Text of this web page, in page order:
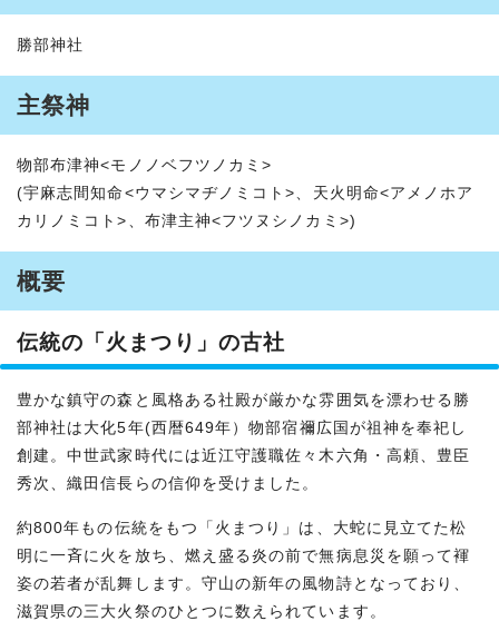
勝部神社
主祭神
物部布津神<モノノベフツノカミ>
(宇麻志間知命<ウマシマヂノミコト>、天火明命<アメノホア
カリノミコト>、布津主神<フツヌシノカミ>)
概要
伝統の「火まつり」の古社
豊かな鎮守の森と風格ある社殿が厳かな雰囲気を漂わせる勝
部神社は大化5年(西暦649年）物部宿禰広国が祖神を奉祀し
創建。中世武家時代には近江守護職佐々木六角・高頼、豊臣
秀次、織田信長らの信仰を受けました。
約800年もの伝統をもつ「火まつり」は、大蛇に見立てた松
明に一斉に火を放ち、燃え盛る炎の前で無病息災を願って褌
姿の若者が乱舞します。守山の新年の風物詩となっており、
滋賀県の三大火祭のひとつに数えられています。